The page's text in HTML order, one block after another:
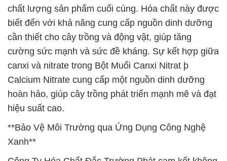
chất lượng sản phẩm cuối cùng. Hóa chất này được
biết đến với khả năng cung cấp nguồn dinh dưỡng
cần thiết cho cây trồng và động vật, giúp tăng
cường sức mạnh và sức đề kháng. Sự kết hợp giữa
canxi và nitrate trong Bột Muối Canxi Nitrat þ
Calcium Nitrate cung cấp một nguồn dinh dưỡng
hoàn hảo, giúp cây trồng phát triển mạnh mẽ và đạt
hiệu suất cao.
**Bảo Vệ Môi Trường qua Ứng Dụng Công Nghệ
Xanh**